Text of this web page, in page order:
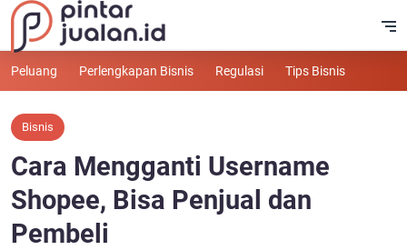
Peluang Perlengkapan Bisnis Regulasi Tips Bisnis
Bisnis
Cara Mengganti Username
Shopee, Bisa Penjual dan
Pembeli